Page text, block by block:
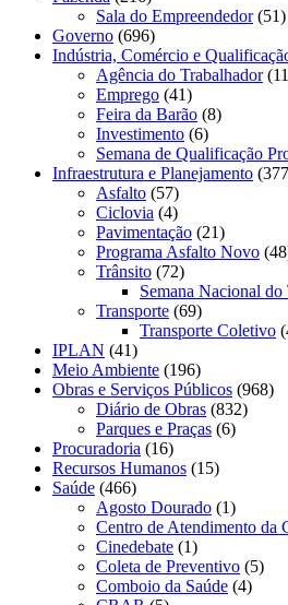
Sala do Empreendedor(51)
Governo (696)
Indústria, Comércio e
Agência do Trabalhador
Emprego (41)
Feira da Barão (8)
Investimento (6)
Semana de Qualificação
Infraestrutura e Planejamento
Asfalto (57)
Ciclovia (4)
Pavimentação (21)
Programa Asfalto Novo
Trânsito (72)
Semana Nacional do
Transporte (69)
Transporte Coletivo
IPLAN (41)
Meio Ambiente (196)
Obras e Serviços Públicos (968)
Diário de Obras (832)
Parques e Praças (6)
Procuradoria (16)
Recursos Humanos (15)
Saúde (466)
Agosto Dourado (1)
Centro de Atendimento da
Cinedebate (1)
Coleta de Preventivo (5)
Comboio da Saúde (4)